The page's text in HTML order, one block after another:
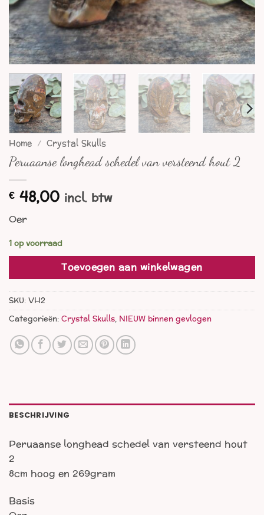
Home / Crystal Skulls
Peruaanse longhead schedel van versteend hout 2
€ 48,00 incl. btw
Oer
1 op voorraad
Toevoegen aan winkelwagen
SKU:VH2
Categorieën:Crystal Skulls, NIEUW binnen gevlogen
BESCHRIJVING
Peruaanse longhead schedel van versteend hout
2
8cm hoog en 269gram
Basis